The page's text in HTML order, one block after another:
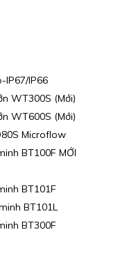
IP67/IP66
WT300S (Mới)
WT600S (Mới)
Microflow
BT100F MỚI
BT101F
BT101L
BT300F